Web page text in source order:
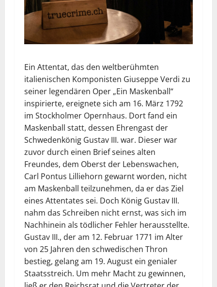
Ein Attentat, das den weltberühmten
italienischen Komponisten Giuseppe Verdi zu
seiner legendären Oper „Ein Maskenball“
inspirierte, ereignete sich am 16. März 1792
im Stockholmer Opernhaus. Dort fand ein
Maskenball statt, dessen Ehrengast der
Schwedenkönig Gustav III. war. Dieser war
zuvor durch einen Brief seines alten
Freundes, dem Oberst der Lebenswachen,
Carl Pontus Lilliehorn gewarnt worden, nicht
am Maskenball teilzunehmen, da er das Ziel
eines Attentates sei. Doch König Gustav III.
nahm das Schreiben nicht ernst, was sich im
Nachhinein als tödlicher Fehler herausstellte.
Gustav III., der am 12. Februar 1771 im Alter
von 25 Jahren den schwedischen Thron
bestieg, gelang am 19. August ein genialer
Staatsstreich. Um mehr Macht zu gewinnen,